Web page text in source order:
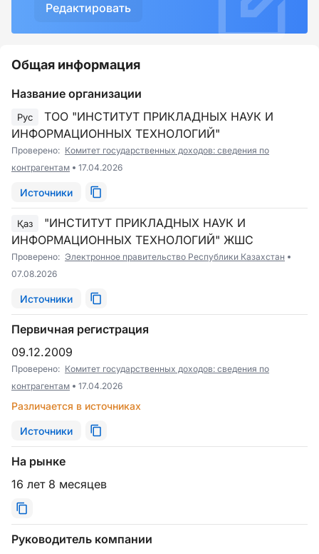
Редактировать
Общая информация
Название организации
Рус
ТОО "ИНСТИТУТ ПРИКЛАДНЫХ НАУК И
ИНФОРМАЦИОННЫХ ТЕХНОЛОГИЙ"
Проверено: Комитет государственных доходов: сведения по
контрагентам
17.04.2026
Источники
Қаз
"ИНСТИТУТ ПРИКЛАДНЫХ НАУК И
ИНФОРМАЦИОННЫХ ТЕХНОЛОГИЙ" ЖШС
Проверено: Электронное правительство Республики Казахстан
07.08.2026
Источники
Первичная регистрация
09.12.2009
Проверено: Комитет государственных доходов: сведения по
контрагентам
17.04.2026
Различается в источниках
Источники
На рынке
16 лет 8 месяцев
Руководитель компании